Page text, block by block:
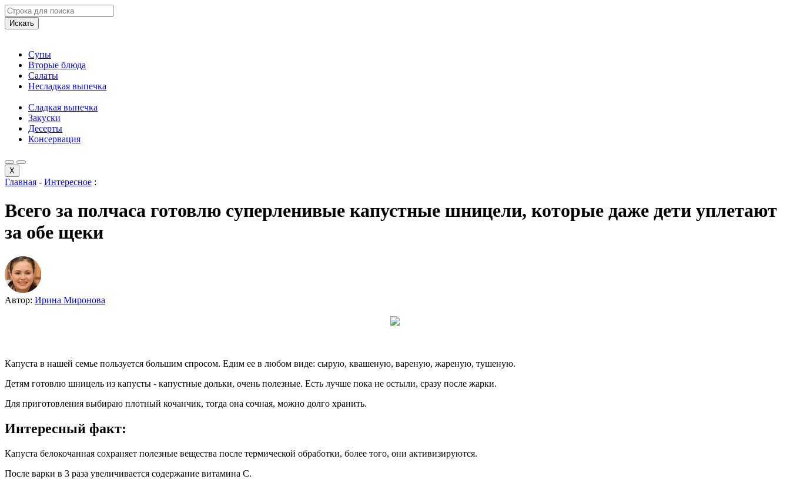
Искать
Супы
Вторые блюда
Салаты
Несладкая выпечка
Сладкая выпечка
Закуски
Десерты
Консервация
X
Главная - Интересное :
Всего за полчаса готовлю суперленивые капустные шницели, которые даже дети уплетают
за обе щеки
Автор: Ирина Миронова
Капуста в нашей семье пользуется большим спросом. Едим ее в любом виде: сырую, квашеную, вареную, жареную, тушеную.
Детям готовлю шницель из капусты - капустные дольки, очень полезные. Есть лучше пока не остыли, сразу после жарки.
Для приготовления выбираю плотный кочанчик, тогда она сочная, можно долго хранить.
Интересный факт:
Капуста белокочанная сохраняет полезные вещества после термической обработки, более того, они активизируются.
После варки в 3 раза увеличивается содержание витамина С.